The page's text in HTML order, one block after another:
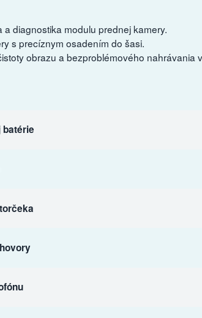
a diagnostika modulu prednej kamery.
s precíznym osadením do šasi.
obrazu a bezproblémového nahrávania
batérie